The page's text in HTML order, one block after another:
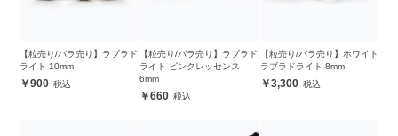
【粒売り/バラ売り】ラブラド
ライト 10mm
900
【粒売り/バラ売り】ラブラド
ライト ピンクレッセンス
6mm
660
【粒売り/バラ売り】ホワイト
ラブラドライト 8mm
3,300